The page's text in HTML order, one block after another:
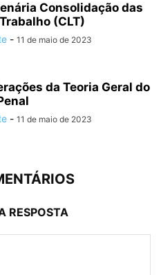
Consolidação das
(CLT)
- 11 de maio de 2023
da Teoria Geral do
- 11 de maio de 2023
RESPOSTA